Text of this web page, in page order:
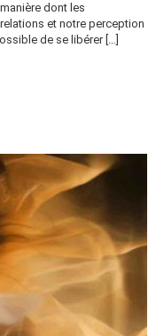
dont les
et notre perception
de se libérer […]